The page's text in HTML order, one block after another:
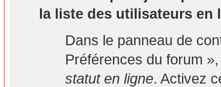
la liste des utilisateurs en
Dans le panneau de
Préférences du forum
statut en ligne. Activez